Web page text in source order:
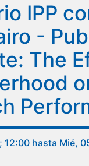
IPP
-
The
12:00 hasta Mié,